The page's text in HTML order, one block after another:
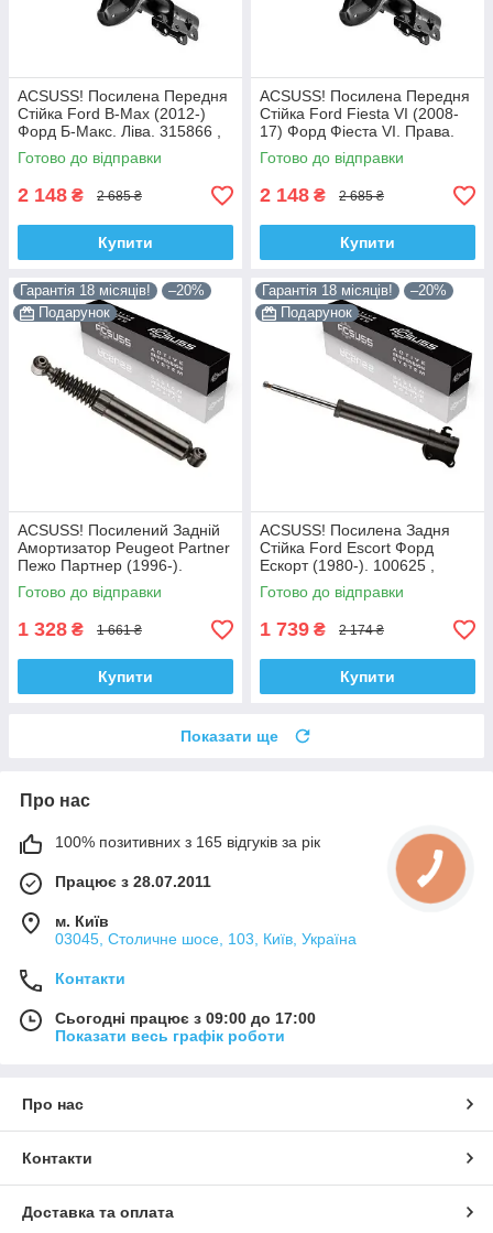
ACSUSS! Посилена Передня
Стійка Ford B-Max (2012-)
Форд Б-Макс. Ліва. 315866 ,
3348042 Корея!
Готово до відправки
2 148 ₴ 2 685 ₴
Купити
ACSUSS! Посилена Передня
Стійка Ford Fiesta VI (2008-
17) Форд Фіеста VI. Права.
315867 , 3348032 Корея!
Готово до відправки
2 148 ₴ 2 685 ₴
Купити
Гарантія 18 місяців!
–20%
Подарунок
ACSUSS! Посилений Задній
Амортизатор Peugeot Partner
Пежо Партнер (1996-).
200450 , 341237 Корея!
Готово до відправки
1 328 ₴ 1 661 ₴
Купити
Гарантія 18 місяців!
–20%
Подарунок
ACSUSS! Посилена Задня
Стійка Ford Escort Форд
Ескорт (1980-). 100625 ,
332801 Корея!
Готово до відправки
1 739 ₴ 2 174 ₴
Купити
Показати ще
Про нас
100% позитивних з 165 відгуків за рік
Працює з 28.07.2011
м. Київ
03045, Столичне шосе, 103, Київ, Україна
Контакти
Сьогодні працює з 09:00 до 17:00
Показати весь графік роботи
Про нас
Контакти
Доставка та оплата